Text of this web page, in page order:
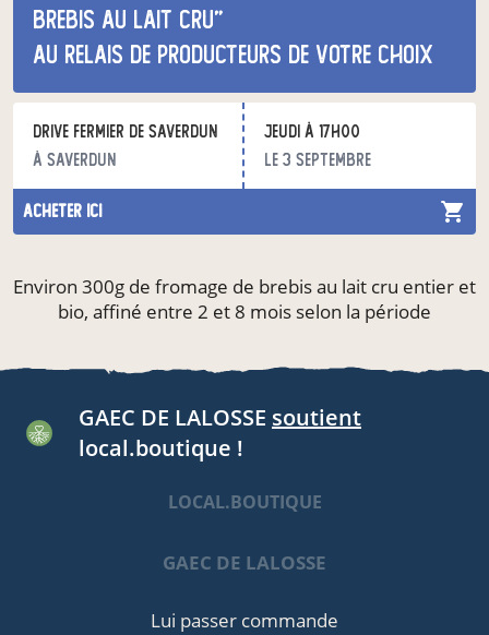
brebis au lait cru"
au relais de producteurs de votre choix
Drive Fermier de Saverdun
à Saverdun
jeudi à 17h00
le 3 septembre
acheter ici
Environ 300g de fromage de brebis au lait cru entier et
bio, affiné entre 2 et 8 mois selon la période
GAEC DE LALOSSE soutient
local.boutique !
LOCAL.BOUTIQUE
GAEC DE LALOSSE
Lui passer commande